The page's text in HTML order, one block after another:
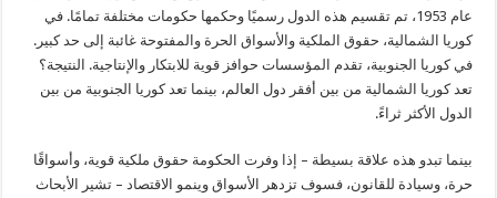
عام 1953، تم تقسيم هذه الدول رسميًا وحكمها حكومات مختلفة تمامًا. في
كوريا الشمالية، حقوق الملكية والأسواق الحرة والمفتوحة غائبة إلى حد كبير.
في كوريا الجنوبية، تقدم المؤسسات حوافز قوية للابتكار والإنتاجية. النتيجة؟
تعد كوريا الشمالية من بين أفقر دول العالم، بينما تعد كوريا الجنوبية من بين
الدول الأكثر ثراءً.
بينما تبدو هذه علاقة بسيطة – إذا وفرت الحكومة حقوق ملكية قوية، وأسواقًا
حرة، وسيادة للقانون، فسوف تزدهر الأسواق وينمو الاقتصاد – تشير الأبحاث